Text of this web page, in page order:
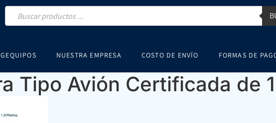
NUESTRA EMPRESA COSTO DE ENVÍO FORMAS DE
Tipo Avión Certificada de